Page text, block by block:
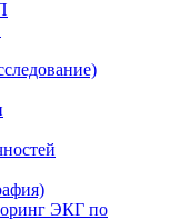
ЭКГ по